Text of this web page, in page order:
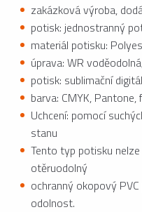
zakázková výroba,
potisk: jednostranný
materiál potisku:
úprava: WR
potisk: sublimační
barva: CMYK,
Uchcení: pomocí
stanu
Tento typ potisku
otěruodolný
ochranný okopový
odolnost.